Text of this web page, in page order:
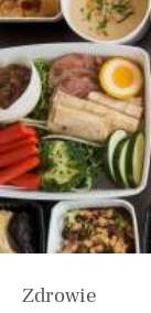
Zdrowie